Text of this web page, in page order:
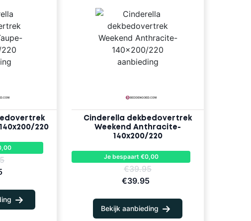
220
Cinderella dekbedovertrek
Weekend Anthracite-
140x200/220
Je bespaart €0,00
€39.95
€39.95
Bekijk aanbieding